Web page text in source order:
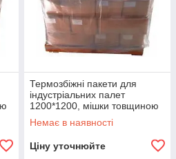
Термозбіжні пакети для
індустріальних палет
1200*1200, мішки товщиною
180 мкм
Немає в наявності
Ціну уточнюйте